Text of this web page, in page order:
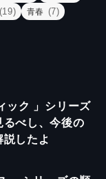
(19) 青春 (7)
ック 」シリーズ
るべし、今後の
したよ